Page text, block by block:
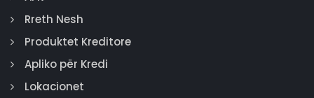
Rreth Nesh
Produktet Kreditore
Apliko për Kredi
Lokacionet